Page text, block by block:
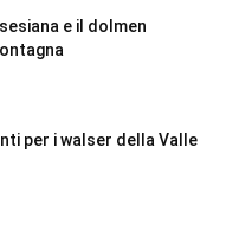
e il dolmen
per i walser della Valle